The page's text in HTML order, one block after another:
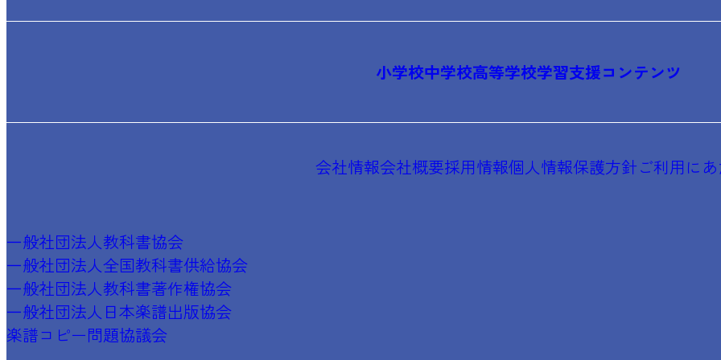
小学校中学校高等学校学習支援コンテンツ
会社情報会社概要採用情報個人情報保護方針ご利用に
一般社団法人教科書協会
一般社団法人全国教科書供給協会
一般社団法人教科書著作権協会
一般社団法人日本楽譜出版協会
楽譜コピー問題協議会